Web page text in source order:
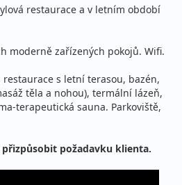
polopenze
4 970 Kč
Podrobnosti
polopenze
vlastní
8 dní (7 nocí) Podrobnosti
restaurace a v letním období
moderně zařízených pokojů. Wifi.
restaurace s letní terasou, bazén,
těla a nohou), termální lázeň,
terapeutická sauna. Parkoviště,
požadavku klienta.